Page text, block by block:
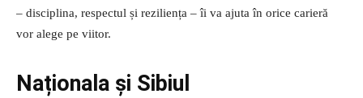
– disciplina, respectul și reziliența – îi va ajuta în orice carieră
vor alege pe viitor.
Naționala și Sibiul